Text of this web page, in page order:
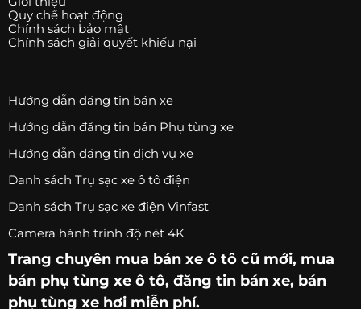
Quy chế hoạt động
Chính sách bảo mật
Chính sách giải quyết khiếu nại
Hướng dẫn đăng tin bán xe
Hướng dẫn đăng tin bán Phụ tùng xe
Hướng dẫn đăng tin dịch vụ xe
Danh sách Trụ sạc xe ô tô điện
Danh sách Trụ sạc xe điện Vinfast
Camera hành trình độ nét 4K
Trang chuyên mua bán xe ô tô cũ mới, mua
bán phụ tùng xe ô tô, đăng tin bán xe, bán
phụ tùng xe hơi miễn phí.